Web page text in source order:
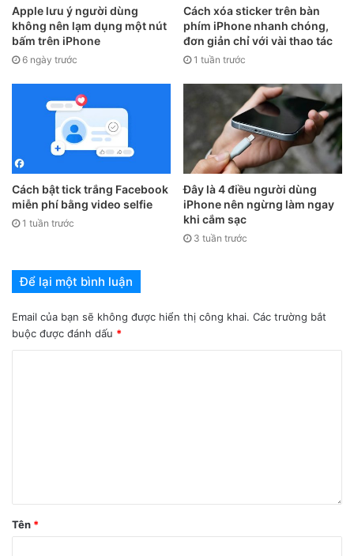
bạn vẫn còn sống tốt. Nhưng nếu mục này không còn hiểu
thị gì thì có nguy cơ máy của bạn đã mất IMEI rồi, và việc
bạn cần làm ngay bây giờ là nên đem máy đến những trung
tâm bảo hành của Apple để kiểm tra và sửa chữa ngay nếu
không thì lại thành cục gạch đó nhé!
Apple lưu ý người dùng
không nên lạm dụng một nút
bấm trên iPhone
6 ngày trước
Cách xóa sticker trên bàn
phím iPhone nhanh chóng,
đơn giản chỉ với vài thao tác
1 tuần trước
Cách bật tick trắng Facebook
miễn phí bằng video selfie
1 tuần trước
Đây là 4 điều người dùng
iPhone nên ngừng làm ngay
khi cắm sạc
3 tuần trước
Để lại một bình luận
Email của bạn sẽ không được hiển thị công khai. Các trường bắt
buộc được đánh dấu *
Tên *